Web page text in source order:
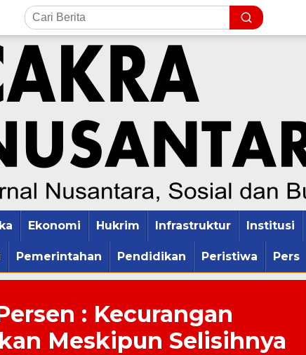
Ekonomi Hukrim Infrastruktur Institusi
Pemerintahan Pendidikan Peristiwa Pers
: Kecurangan
Meskipun Selisihnya